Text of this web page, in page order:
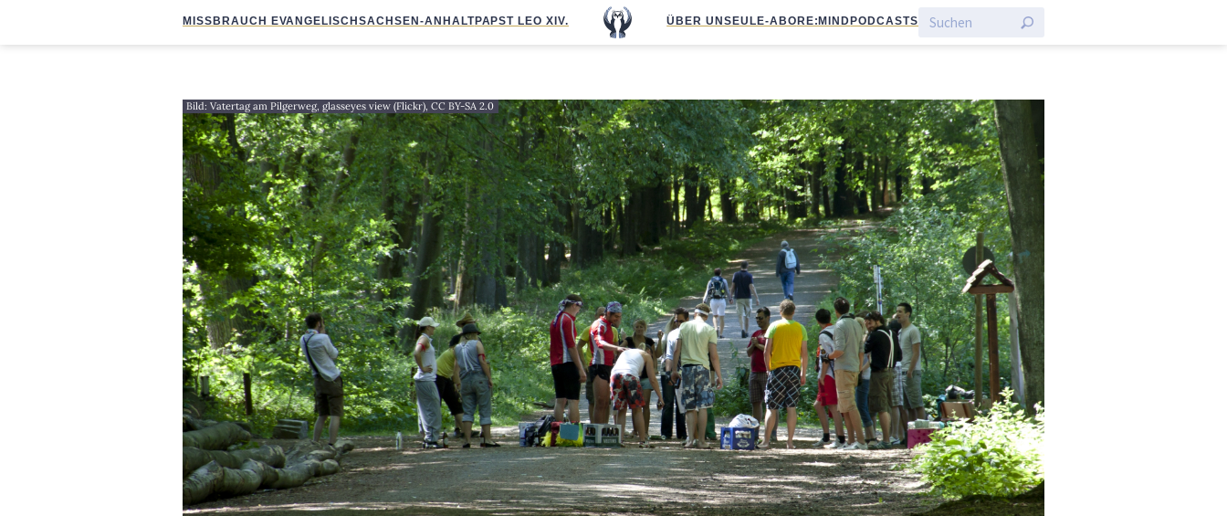
MISSBRAUCH EVANGELISCHSACHSEN-ANHALTPAPST LEO XIV. ÜBER UNS EULE-ABO RE:MIND PODCASTS
Bild: Vatertag am Pilgerweg, glasseyes view (Flickr), CC BY-SA 2.0